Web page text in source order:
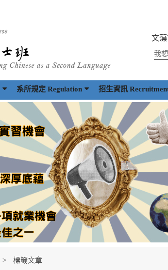
文
系所規定 Regulation 招生資訊
標籤文章